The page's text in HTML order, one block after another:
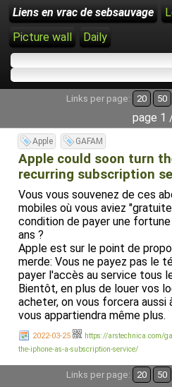
Liens en vrac de sebsauvage
Picture wall
Daily
Links per page: 20 50
page 1
Apple GAFAM
Apple could soon turn
recurring subscription
Vous vous souvenez de ces
mobiles où vous aviez
condition de payer une
ans ?
Apple est sur le point de
merde: Vous ne payez pas le
payer l'accès au service tous
Bientôt, en plus de louer vos
acheter, on vous forcera
vous appartiendra même plus.
2022-03-25
https://arstechnica.com/
the-iphone-as-a-subscription-service/
Links per page: 20 50